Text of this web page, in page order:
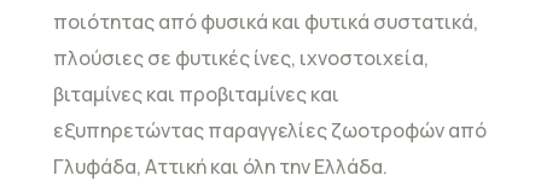
ποιότητας από φυσικά και φυτικά συστατικά,
πλούσιες σε φυτικές ίνες, ιχνοστοιχεία,
βιταμίνες και προβιταμίνες και
εξυπηρετώντας παραγγελίες ζωοτροφών από
Γλυφάδα, Αττική και όλη την Ελλάδα.